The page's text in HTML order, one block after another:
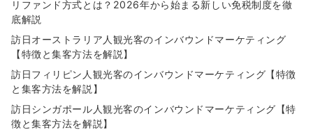
リファンド方式とは？2026年から始まる新しい免税制度を徹
底解説
訪日オーストラリア人観光客のインバウンドマーケティング
【特徴と集客方法を解説】
訪日フィリピン人観光客のインバウンドマーケティング【特徴
と集客方法を解説】
訪日シンガポール人観光客のインバウンドマーケティング【特
徴と集客方法を解説】